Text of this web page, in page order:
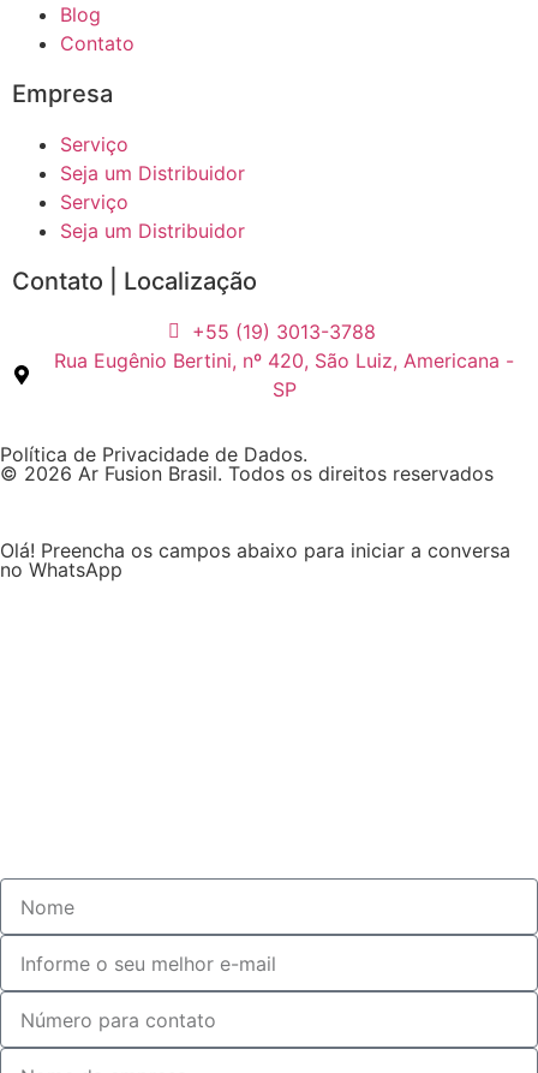
Blog
Contato
Empresa
Serviço
Seja um Distribuidor
Serviço
Seja um Distribuidor
Contato | Localização
+55 (19) 3013-3788
Rua Eugênio Bertini, nº 420, São Luiz, Americana -
SP
Política de Privacidade de Dados.
© 2026 Ar Fusion Brasil. Todos os direitos reservados
Olá! Preencha os campos abaixo para iniciar a conversa
no WhatsApp